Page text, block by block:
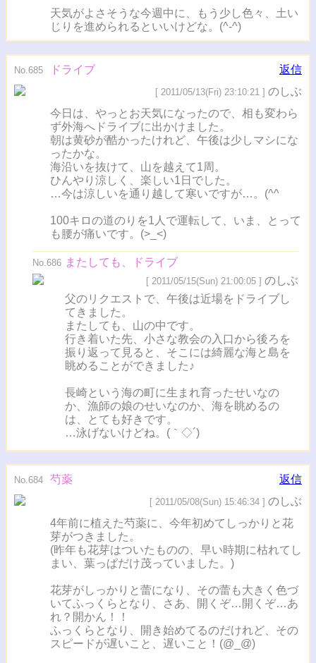
天気がよさそうな今週中に、もう少し色々、土い
じりを進められるといいけどな。(^-^)
No.685 ドライブ 返信
[ 2011/05/13(Fri) 23:10:21 ] のしぶ
今日は、やっとお天気になったので、相も変わら
ず外海へドライブに出かけました。
朝は黄砂が酷かったけれど、午後は少しマシにな
ったかな。
海沿いを抜けて、山を越えて1周。
ひんやり涼しく、楽しい1日でした。
…今は涼しいを通り越して寒いですが…。(^^ゞ
100キロの道のりを1人で運転して、いま、とって
も腰が痛いです。(>_<)
No.686 またしても、ドライブ
[ 2011/05/15(Sun) 21:00:05 ] のしぶ
父のリクエストで、午後は近場をドライブし
てきました。
またしても、山の中です。
行き着いた先、小さな教会の入口から後ろを
振り返って見ると、そこには綺麗な海と島を
眺めることができました♪
長崎という海の町に生まれ育ったせいなの
か、漁師の娘のせいなのか、海を眺めるの
は、とても好きです。
…泳げないけどね。(｀◇´)
No.684 芍薬 返信
[ 2011/05/08(Sun) 15:46:34 ] のしぶ
4年前に植えた芍薬に、今年初めてしっかりと花
芽がつきました。
(昨年も花芽はついたものの、早い時期に枯れてし
まい、葉っぱだけ茂っていました。)
花芽がしっかりと蕾になり、その蕾も大きく色づ
いてふっくらとなり、さあ、開くぞ…開くぞ…あ
れ？開かん！！
ふっくらとなり、開き始めてるのだけれど、その
スピードが遅いこと、遅いこと！(@_@)